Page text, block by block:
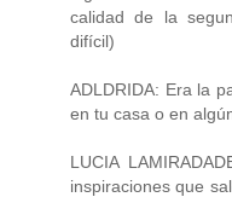
calidad de la
difícil)
ADLDRIDA: Era la
en tu casa o en
LUCIA
inspiraciones que